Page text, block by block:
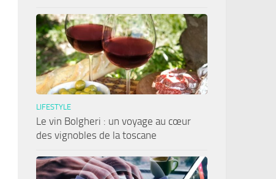
LIFESTYLE
Le vin Bolgheri : un voyage au cœur
des vignobles de la toscane